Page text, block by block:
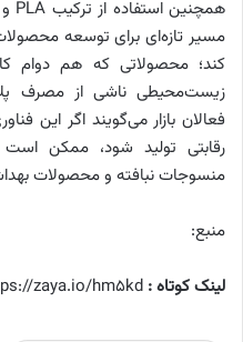
مسیر تازه‌ای برای توسعه
کند؛ محصولاتی که هم دوام
زیست‌محیطی ناشی از مصرف
فعالان بازار می‌گویند اگر این
رقابتی تولید شود، ممکن
منسوجات نبافته و محصولات
منبع:
لینک کوتاه : zaya.io/hm5kd